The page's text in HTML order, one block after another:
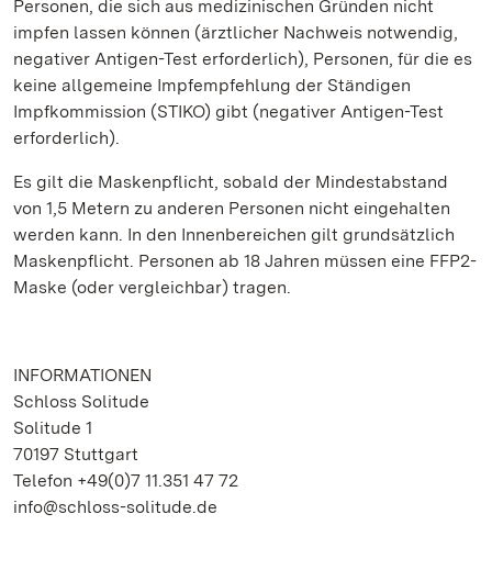
Personen, die sich aus medizinischen Gründen nicht
impfen lassen können (ärztlicher Nachweis notwendig,
negativer Antigen-Test erforderlich), Personen, für die es
keine allgemeine Impfempfehlung der Ständigen
Impfkommission (STIKO) gibt (negativer Antigen-Test
erforderlich).
Es gilt die Maskenpflicht, sobald der Mindestabstand
von 1,5 Metern zu anderen Personen nicht eingehalten
werden kann. In den Innenbereichen gilt grundsätzlich
Maskenpflicht. Personen ab 18 Jahren müssen eine FFP2-
Maske (oder vergleichbar) tragen.
INFORMATIONEN
Schloss Solitude
Solitude 1
70197 Stuttgart
Telefon +49(0)7 11.351 47 72
info@schloss-solitude.de